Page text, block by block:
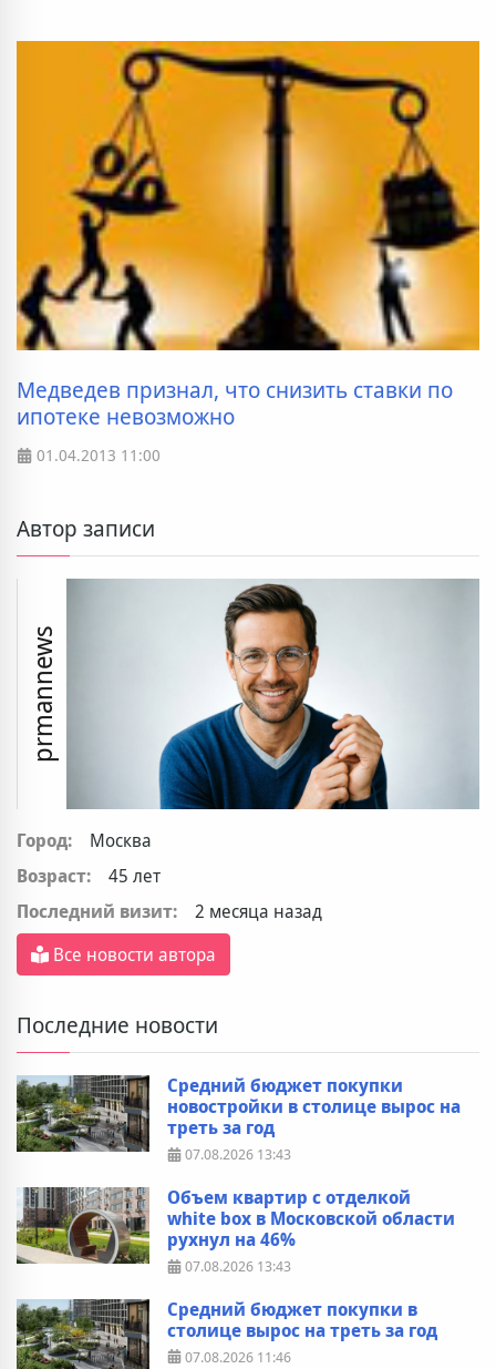
Медведев признал, что снизить ставки по
ипотеке невозможно
01.04.2013 11:00
Автор записи
prmannews
Город:
Москва
Возраст:
45 лет
Последний визит:
2 месяца назад
Все новости автора
Последние новости
Средний бюджет покупки
новостройки в столице вырос на
треть за год
07.08.2026 13:43
Объем квартир с отделкой
white box в Московской области
рухнул на 46%
07.08.2026 13:43
Средний бюджет покупки в
столице вырос на треть за год
07.08.2026 11:46